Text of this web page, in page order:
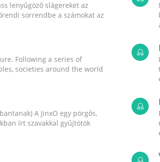
lenyűgöző slágereket az
sorrendbe a számokat az
Following a series of
societies around the world
A JinxO egy pörgős,
írt szavakkal gyűjtötök